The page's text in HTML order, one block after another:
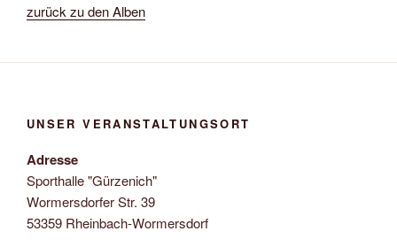
zurück zu den Alben
UNSER VERANSTALTUNGSORT
Adresse
Sporthalle "Gürzenich"
Wormersdorfer Str. 39
53359 Rheinbach-Wormersdorf